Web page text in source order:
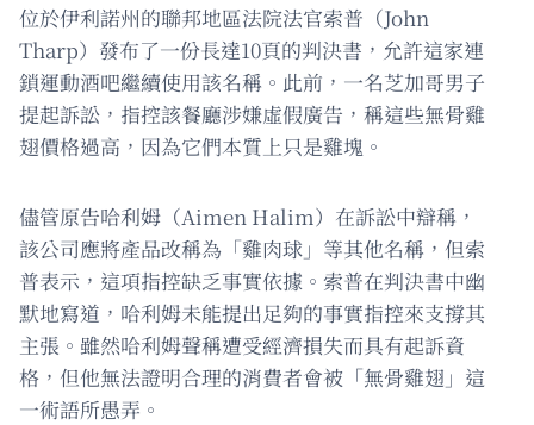
位於伊利諾州的聯邦地區法院法官索普（John
Tharp）發布了一份長達10頁的判決書，允許這家連
鎖運動酒吧繼續使用該名稱。此前，一名芝加哥男子
提起訴訟，指控該餐廳涉嫌虛假廣告，稱這些無骨雞
翅價格過高，因為它們本質上只是雞塊。
儘管原告哈利姆（Aimen Halim）在訴訟中辯稱，
該公司應將產品改稱為「雞肉球」等其他名稱，但索
普表示，這項指控缺乏事實依據。索普在判決書中幽
默地寫道，哈利姆未能提出足夠的事實指控來支撐其
主張。雖然哈利姆聲稱遭受經濟損失而具有起訴資
格，但他無法證明合理的消費者會被「無骨雞翅」這
一術語所愚弄。